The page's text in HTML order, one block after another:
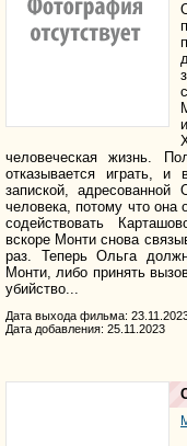
человеческая жизнь.
отказывается играть,
запиской,
человека, потому что она
содействовать
вскоре Монти снова
раз. Теперь Ольга
Монти, либо принять
убийство...
Дата выхода фильма:
Дата добавления: 25.11.2023